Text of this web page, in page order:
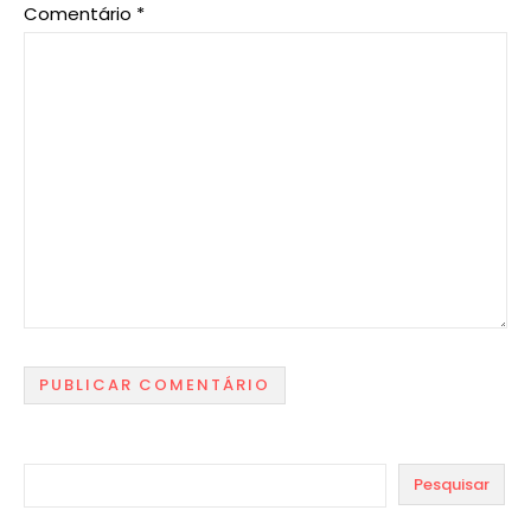
Comentário *
Pesquisar